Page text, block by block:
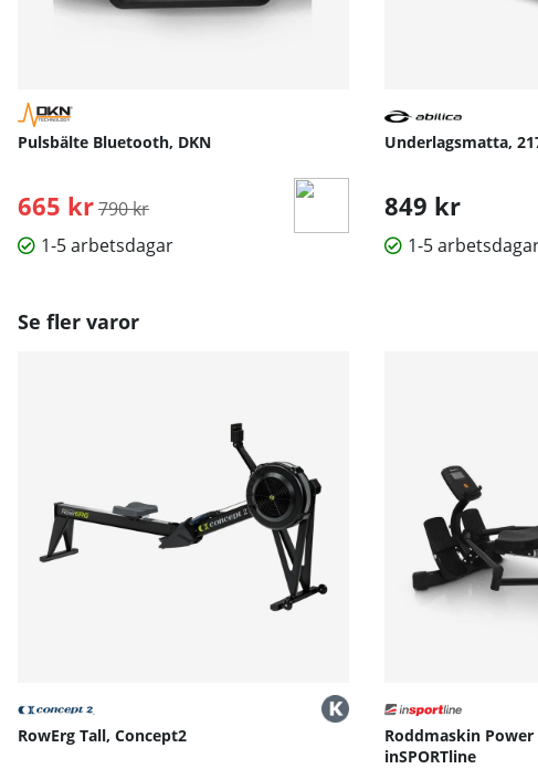
Pulsbälte Bluetooth, DKN
665 krOrdinarie pris:
790 kr
1-5 arbetsdagar
Underlagsmatta,
849 kr
1-5
Se fler varor
RowErg Tall, Concept2
Roddmaskin Power
inSPORTline